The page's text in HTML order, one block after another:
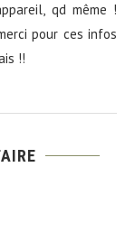
qd même !
pour ces infos
!!